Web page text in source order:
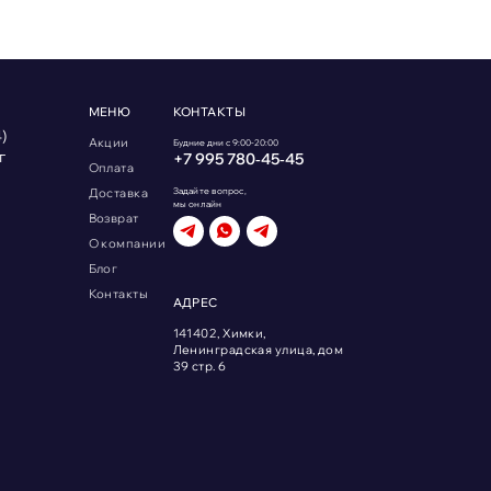
МЕНЮ
Акции
Оплата
Доставка
Возврат
О компании
Блог
Контакты
КОНТАКТЫ
Будние дни с 9:00-20:00
+7 995 780‑45‑45
Задайте вопрос,
мы онлайн
АДРЕС
141402, Химки,
Ленинградская улица, дом
39 стр. 6